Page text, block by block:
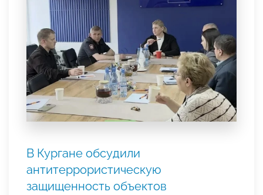
В Кургане обсудили
антитеррористическую
защищенность объектов